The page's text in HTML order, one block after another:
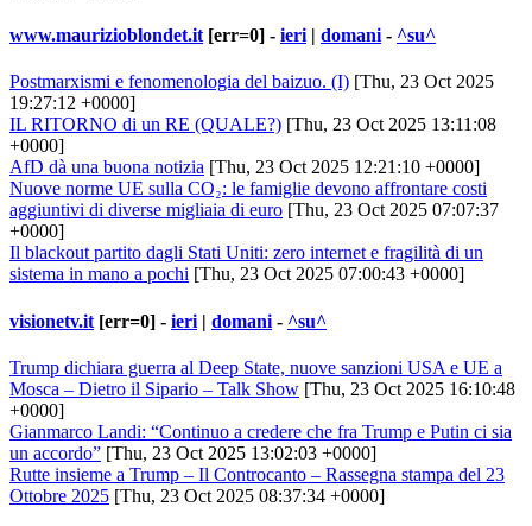
www.maurizioblondet.it [err=0] - ieri | domani - ^su^
Postmarxismi e fenomenologia del baizuo. (I) [Thu, 23 Oct 2025
19:27:12 +0000]
IL RITORNO di un RE (QUALE?) [Thu, 23 Oct 2025 13:11:08
+0000]
AfD dà una buona notizia [Thu, 23 Oct 2025 12:21:10 +0000]
Nuove norme UE sulla CO₂: le famiglie devono affrontare costi
aggiuntivi di diverse migliaia di euro [Thu, 23 Oct 2025 07:07:37
+0000]
Il blackout partito dagli Stati Uniti: zero internet e fragilità di un
sistema in mano a pochi [Thu, 23 Oct 2025 07:00:43 +0000]
visionetv.it [err=0] - ieri | domani - ^su^
Trump dichiara guerra al Deep State, nuove sanzioni USA e UE a
Mosca – Dietro il Sipario – Talk Show [Thu, 23 Oct 2025 16:10:48
+0000]
Gianmarco Landi: “Continuo a credere che fra Trump e Putin ci sia
un accordo” [Thu, 23 Oct 2025 13:02:03 +0000]
Rutte insieme a Trump – Il Controcanto – Rassegna stampa del 23
Ottobre 2025 [Thu, 23 Oct 2025 08:37:34 +0000]